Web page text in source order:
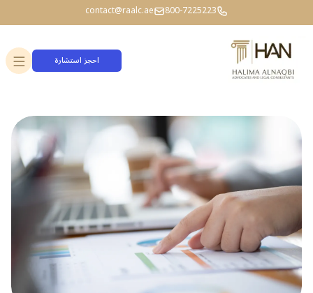
800-7225223
contact@raalc.ae
احجز استشارة